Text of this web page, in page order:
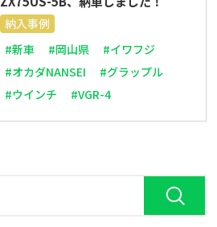
納入事例
#新車
#岡山県
#イワフジ
#オカダNANSEI
#グラップル
#ウインチ
#VGR-4